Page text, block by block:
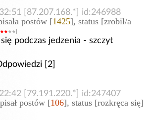
[87.207.168.*] id:246988
postów [1425], status [zrobił/a
podczas jedzenia - szczyt
[2]
[79.191.220.*] id:247407
postów [106], status [rozkręca się]